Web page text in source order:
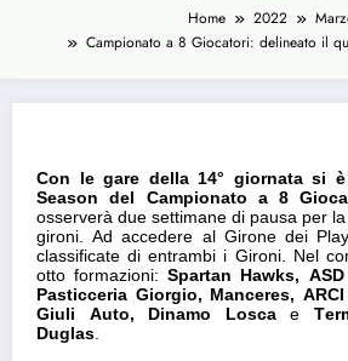
Home 2022
Campionato a 8 Giocatori: delineato il
Campionato a 8 Giocatori:
quadro Playoff e Playout
Con le gare della 14° giornata si
Season del Campionato a 8
osserverà due settimane di pausa per
gironi. Ad accedere al Girone dei
classificate di entrambi i Gironi. Nel
otto formazioni:Spartan Hawks,
Pasticceria Giorgio, Manceres,
Giuli Auto, Dinamo Losca e
Duglas